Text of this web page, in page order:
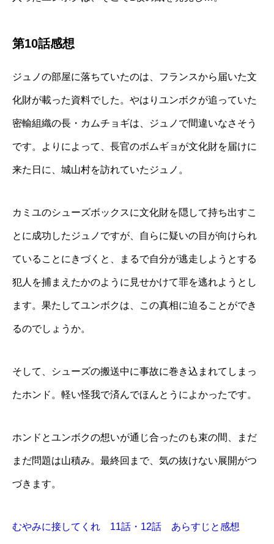
第10話感想
ジュノの部屋に落ちていたのは、フランスから届いた文
化財が載った資料でした。やはりユンボクが追っていた
密輸組織の長・カムチョギは、ジュノで間違いなさそう
です。よりによって、長官のボムギョが文化財を届けに
来た日に、城山村を訪れていたジュノ。
カミユのシューズボックスに文化財を隠して持ち出すこ
とに成功したジュノですが、自らに疑いの目が向けられ
ていることにきづくと、まるで自分が逃走しようとする
犯人を捕まえたかのように見せかけて罪を逃れようとし
ます。果たしてユンボクは、この真相に迫ることができ
るのでしょうか。
そして、シューズの搬送中に事故に巻き込まれてしまっ
たホンド。軽い怪我で済んでほんとうによかったです。
ホンドとユンボクの想いが通じ合ったのも束の間、まだ
まだ問題は山積み。最終回まで、気の抜けない展開がつ
づきます。
むやみに接してくれ 11話・12話 あらすじと感想